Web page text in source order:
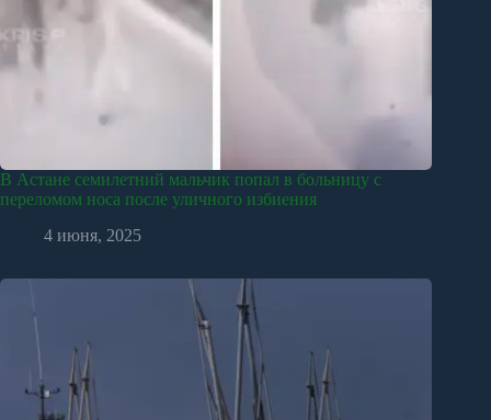
В Астане семилетний мальчик попал в больницу с
переломом носа после уличного избиения
4 июня, 2025